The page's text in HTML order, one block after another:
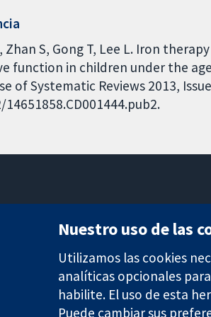
Zhan S, Gong T, Lee L. Iron
function in children under the
of Systematic Reviews 2013,
14651858.CD001444.pub2.
Nuestro uso de las
Utilizamos las cookies
analíticas opcionales
habilite. El uso de esta
Puede cambiar sus